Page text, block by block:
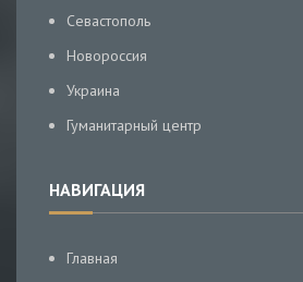
Севастополь
Новороссия
Украина
Гуманитарный центр
НАВИГАЦИЯ
Главная